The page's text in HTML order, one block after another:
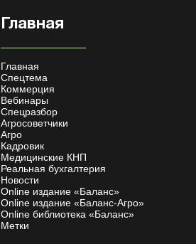
Главная
Главная
Спецтема
Коммерция
Вебинары
Спецразбор
Агросоветчики
Агро
Кадровик
Медицинские КНП
Реальная бухгалтерия
Новости
Online издание «Баланс»
Online издание «Баланс-Агро»
Online библиотека «Баланс»
Метки